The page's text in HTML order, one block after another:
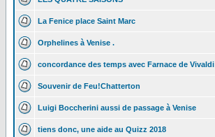
La Fenice place Saint Marc
Orphelines à Venise .
concordance des temps avec Farnace de Vivaldi
Souvenir de Feu!Chatterton
Luigi Boccherini aussi de passage à Venise
tiens donc, une aide au Quizz 2018